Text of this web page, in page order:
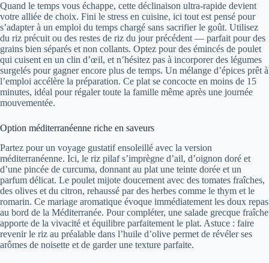
Quand le temps vous échappe, cette déclinaison ultra-rapide devient
votre alliée de choix. Fini le stress en cuisine, ici tout est pensé pour
s’adapter à un emploi du temps chargé sans sacrifier le goût. Utilisez
du riz précuit ou des restes de riz du jour précédent — parfait pour des
grains bien séparés et non collants. Optez pour des émincés de poulet
qui cuisent en un clin d’œil, et n’hésitez pas à incorporer des légumes
surgelés pour gagner encore plus de temps. Un mélange d’épices prêt à
l’emploi accélère la préparation. Ce plat se concocte en moins de 15
minutes, idéal pour régaler toute la famille même après une journée
mouvementée.
Option méditerranéenne riche en saveurs
Partez pour un voyage gustatif ensoleillé avec la version
méditerranéenne. Ici, le riz pilaf s’imprègne d’ail, d’oignon doré et
d’une pincée de curcuma, donnant au plat une teinte dorée et un
parfum délicat. Le poulet mijote doucement avec des tomates fraîches,
des olives et du citron, rehaussé par des herbes comme le thym et le
romarin. Ce mariage aromatique évoque immédiatement les doux repas
au bord de la Méditerranée. Pour compléter, une salade grecque fraîche
apporte de la vivacité et équilibre parfaitement le plat. Astuce : faire
revenir le riz au préalable dans l’huile d’olive permet de révéler ses
arômes de noisette et de garder une texture parfaite.